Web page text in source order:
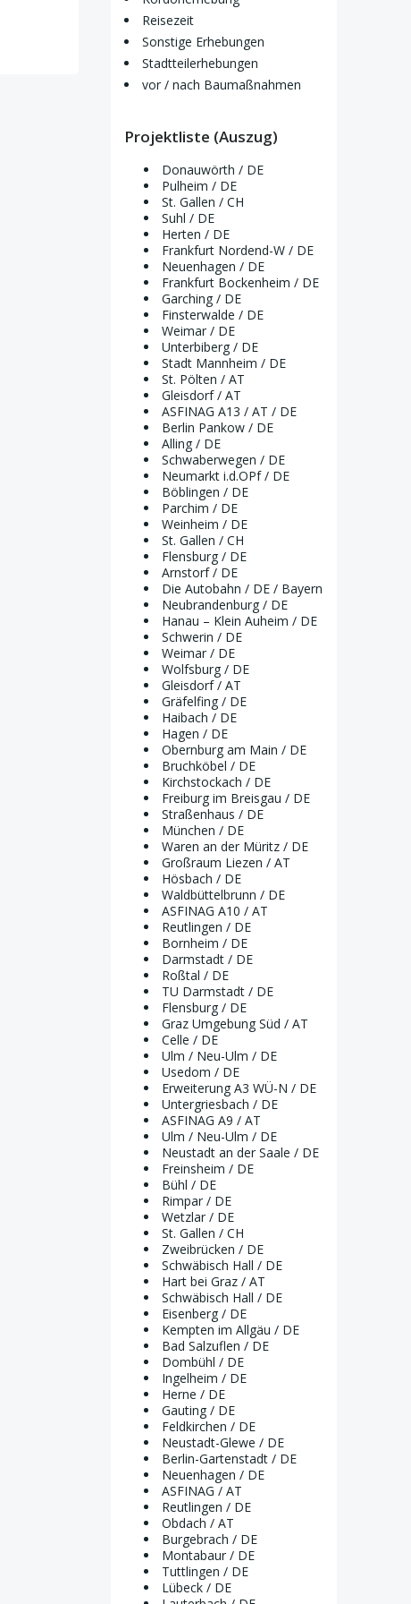
Reisezeit
Sonstige Erhebungen
Stadtteilerhebungen
vor / nach Baumaßnahmen
Projektliste (Auszug)
Donauwörth / DE
Pulheim / DE
St. Gallen / CH
Suhl / DE
Herten / DE
Frankfurt Nordend-W / DE
Neuenhagen / DE
Frankfurt Bockenheim / DE
Garching / DE
Finsterwalde / DE
Weimar / DE
Unterbiberg / DE
Stadt Mannheim / DE
St. Pölten / AT
Gleisdorf / AT
ASFINAG A13 / AT / DE
Berlin Pankow / DE
Alling / DE
Schwaberwegen / DE
Neumarkt i.d.OPf / DE
Böblingen / DE
Parchim / DE
Weinheim / DE
St. Gallen / CH
Flensburg / DE
Arnstorf / DE
Die Autobahn / DE / Bayern
Neubrandenburg / DE
Hanau – Klein Auheim / DE
Schwerin / DE
Weimar / DE
Wolfsburg / DE
Gleisdorf / AT
Gräfelfing / DE
Haibach / DE
Hagen / DE
Obernburg am Main / DE
Bruchköbel / DE
Kirchstockach / DE
Freiburg im Breisgau / DE
Straßenhaus / DE
München / DE
Waren an der Müritz / DE
Großraum Liezen / AT
Hösbach / DE
Waldbüttelbrunn / DE
ASFINAG A10 / AT
Reutlingen / DE
Bornheim / DE
Darmstadt / DE
Roßtal / DE
TU Darmstadt / DE
Flensburg / DE
Graz Umgebung Süd / AT
Celle / DE
Ulm / Neu-Ulm / DE
Usedom / DE
Erweiterung A3 WÜ-N / DE
Untergriesbach / DE
ASFINAG A9 / AT
Ulm / Neu-Ulm / DE
Neustadt an der Saale / DE
Freinsheim / DE
Bühl / DE
Rimpar / DE
Wetzlar / DE
St. Gallen / CH
Zweibrücken / DE
Schwäbisch Hall / DE
Hart bei Graz / AT
Schwäbisch Hall / DE
Eisenberg / DE
Kempten im Allgäu / DE
Bad Salzuflen / DE
Dombühl / DE
Ingelheim / DE
Herne / DE
Gauting / DE
Feldkirchen / DE
Neustadt-Glewe / DE
Berlin-Gartenstadt / DE
Neuenhagen / DE
ASFINAG / AT
Reutlingen / DE
Obdach / AT
Burgebrach / DE
Montabaur / DE
Tuttlingen / DE
Lübeck / DE